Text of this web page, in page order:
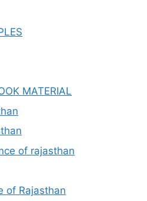
MATERIAL
of rajasthan
of Rajasthan